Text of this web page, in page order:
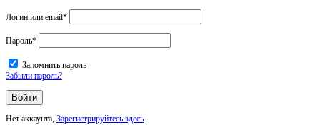
Логин или email*
Пароль*
Запомнить пароль
Забыли пароль?
Нет аккаунта, Зарегистрируйтесь здесь